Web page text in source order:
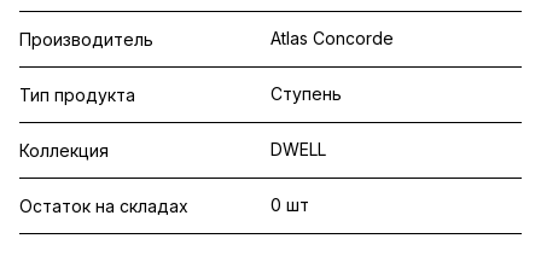
Производитель Atlas Concorde
Тип продукта Ступень
Коллекция DWELL
Остаток на складах 0 шт